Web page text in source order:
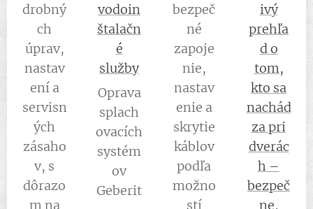
drobný
ch
úprav,
nastav
ení a
servisn
ých
zásaho
v, s
dôrazo
m na
vodoin
štalačn
é
služby
Oprava
splach
ovacích
systém
ov
Geberit
bezpeč
né
zapoje
nie,
nastav
enie a
skrytie
káblov
podľa
možno
stí
ivý
prehľa
d o
tom,
kto sa
nachád
za pri
dverác
h –
bezpeč
ne,